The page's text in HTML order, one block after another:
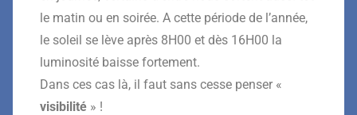
le matin ou en soirée. A cette période de l’année,
le soleil se lève après 8H00 et dès 16H00 la
luminosité baisse fortement.
Dans ces cas là, il faut sans cesse penser «
visibilité » !